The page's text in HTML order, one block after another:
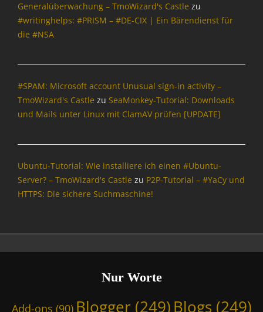
n
d
e
o
j
r
i
e
a
y
Generalüberwachung – TmoWizard's Castle zu
#writinghelps: #PRISM – #DE-CIX | Ein Bärendienst für
die #NSA
#SPAM: Microsoft account Unusual sign-in activity –
TmoWizard's Castle zu SeaMonkey-Tutorial: Downloads
und Mails unter Linux mit ClamAV prüfen [UPDATE]
Ubuntu-Tutorial: Wie installiere ich einen #Ubuntu-
Server? – TmoWizard's Castle zu P2P-Tutorial – #YaCy und
HTTPS: Die sichere Suchmaschine!
Nur Worte
Add-ons (90) Blogger (249) Blogs(249)